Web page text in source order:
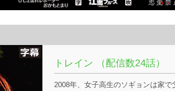
トレイン （配信数24話）
2008年、女子高生のソギョンは家で